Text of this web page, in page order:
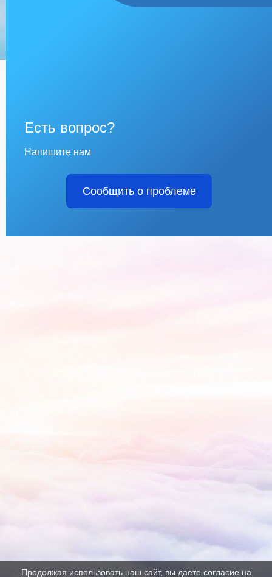
Есть вопрос?
Напишите нам
Сообщить о проблеме
Продолжая использовать наш сайт, вы даете согласие на